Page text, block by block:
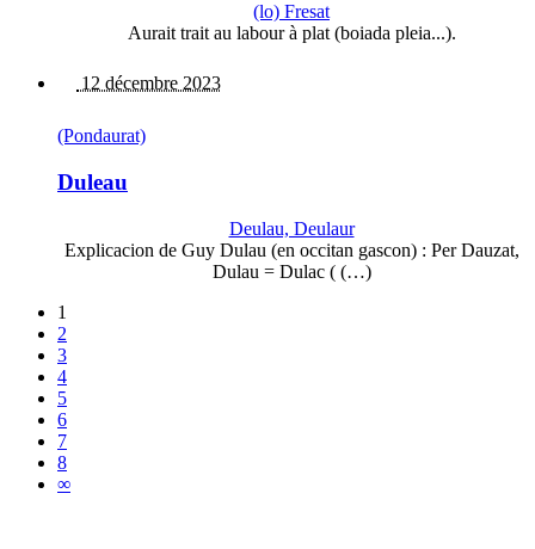
(lo) Fresat
Aurait trait au labour à plat (boiada pleia...).
12 décembre 2023
(Pondaurat)
Duleau
Deulau, Deulaur
Explicacion de Guy Dulau (en occitan gascon) : Per Dauzat,
Dulau = Dulac ( (…)
1
2
3
4
5
6
7
8
∞